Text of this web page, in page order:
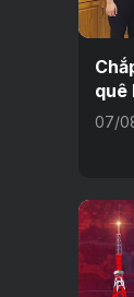
quê
07/